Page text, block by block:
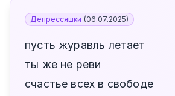
Депрессяшки (06.07.2025)
пусть журавль летает
ты же не реви
счастье всех в свободе